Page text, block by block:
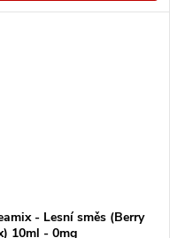
- Lesní směs (Berry
10ml - 0mg